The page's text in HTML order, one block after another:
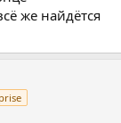
же найдётся